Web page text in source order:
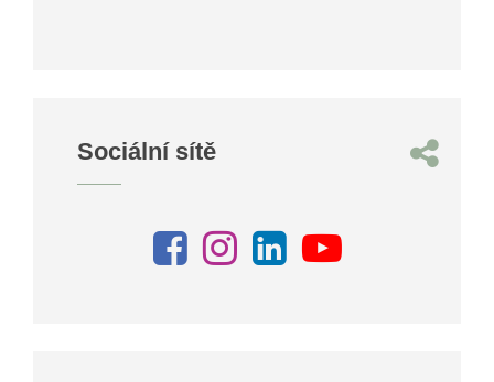
Sociální sítě